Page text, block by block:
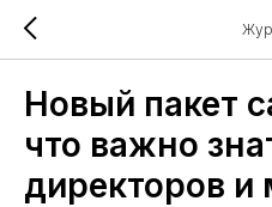
Новый пакет
что важно
директоров